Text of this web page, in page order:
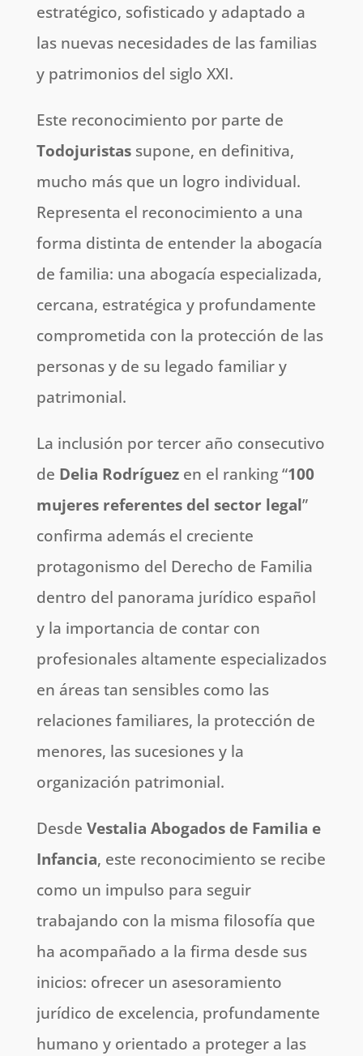
estratégico, sofisticado y adaptado a
las nuevas necesidades de las familias
y patrimonios del siglo XXI.
Este reconocimiento por parte de
Todojuristassupone, en definitiva,
mucho más que un logro individual.
Representa el reconocimiento a una
forma distinta de entender la abogacía
de familia: una abogacía especializada,
cercana, estratégica y profundamente
comprometida con la protección de las
personas y de su legado familiar y
patrimonial.
La inclusión por tercer año consecutivo
de Delia Rodríguezen el ranking “100
mujeres referentes del sector legal”
confirma además el creciente
protagonismo del Derecho de Familia
dentro del panorama jurídico español
y la importancia de contar con
profesionales altamente especializados
en áreas tan sensibles como las
relaciones familiares, la protección de
menores, las sucesiones y la
organización patrimonial.
Desde Vestalia Abogados de Familia e
Infancia, este reconocimiento se recibe
como un impulso para seguir
trabajando con la misma filosofía que
ha acompañado a la firma desde sus
inicios: ofrecer un asesoramiento
jurídico de excelencia, profundamente
humano y orientado a proteger a las